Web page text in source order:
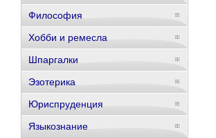
Философия
Хобби и ремесла
Шпаргалки
Эзотерика
Юриспруденция
Языкознание